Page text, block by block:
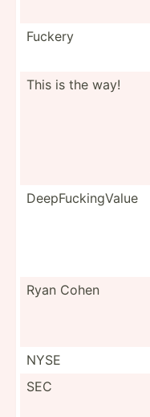
Fuckery
This is the way!
DeepFu­cki­ngValue
Ryan Cohen
NYSE
SEC